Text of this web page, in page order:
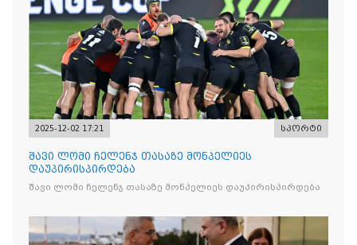
2025-12-02 17:21 სპორტი
შავი ლომი ჩელენჯ თასაზე მონპელიეს
დაუპირისპირდება
შავი ლომი ჩელენჯ თასაზე მონპელიეს დაუპირისპირდება